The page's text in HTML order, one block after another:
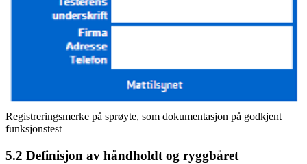
Registreringsmerke på sprøyte, som dokumentasjon på godkjent
funksjonstest
5.2 Definisjon av håndholdt og ryggbåret